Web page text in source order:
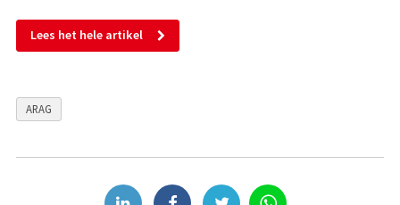
Lees het hele artikel
ARAG